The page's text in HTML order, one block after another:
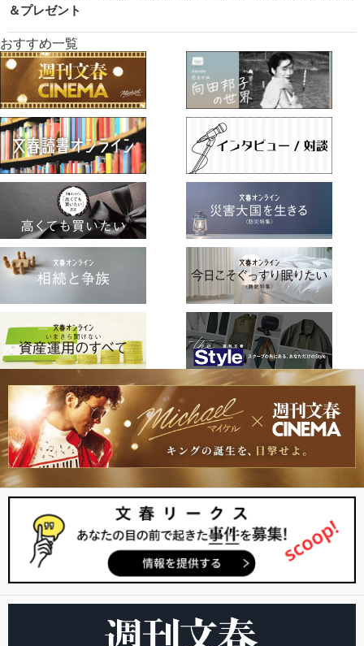
＆プレゼント
おすすめ一覧